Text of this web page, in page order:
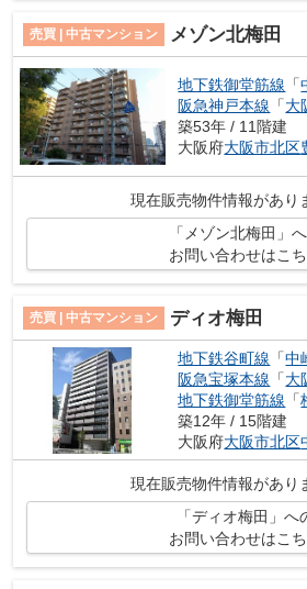
売買 | 中古マンション メゾン北梅田
地下鉄御堂筋線 「
阪急神戸本線 「大
築53年 / 11階建
大阪府大阪市北区
現在販売物件情報があり
「メゾン北梅田」
お問い合わせはこ
売買 | 中古マンション ディオ梅田
地下鉄谷町線 「中
阪急宝塚本線 「大
地下鉄御堂筋線 「
築12年 / 15階建
大阪府大阪市北区
現在販売物件情報があり
「ディオ梅田」へ
お問い合わせはこ